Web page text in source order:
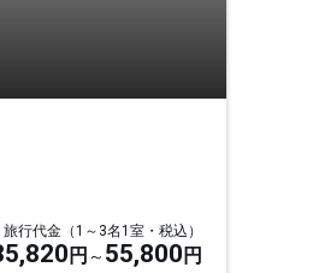
行代金（1～3名1室・税込）
円 55,800 円